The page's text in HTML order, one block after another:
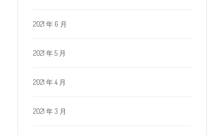
2021 年 6 月
2021 年 5 月
2021 年 4 月
2021 年 3 月